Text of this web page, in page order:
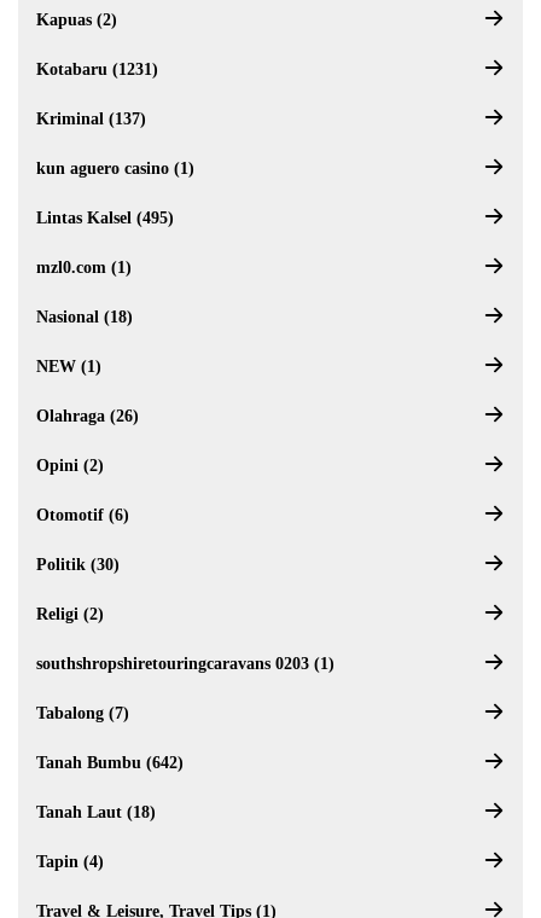
Kapuas (2)
Kotabaru (1231)
Kriminal (137)
kun aguero casino (1)
Lintas Kalsel (495)
mzl0.com (1)
Nasional (18)
NEW (1)
Olahraga (26)
Opini (2)
Otomotif (6)
Politik (30)
Religi (2)
southshropshiretouringcaravans 0203 (1)
Tabalong (7)
Tanah Bumbu (642)
Tanah Laut (18)
Tapin (4)
Travel & Leisure, Travel Tips (1)